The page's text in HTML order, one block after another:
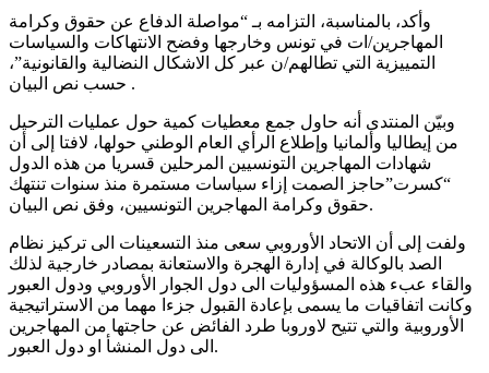
وأكد، بالمناسبة، التزامه بـ “مواصلة الدفاع عن حقوق وكرامة
المهاجرين/ات في تونس وخارجها وفضح الانتهاكات والسياسات
التمييزية التي تطالهم/ن عبر كل الاشكال النضالية والقانونية”،
حسب نص البيان .
وبيّن المنتدى أنه حاول جمع معطيات كمية حول عمليات الترحيل
من إيطاليا وألمانيا وإطلاع الرأي العام الوطني حولها، لافتا إلى أن
شهادات المهاجرين التونسيين المرحلين قسريا من هذه الدول
“كسرت”حاجز الصمت إزاء سياسات مستمرة منذ سنوات تنتهك
حقوق وكرامة المهاجرين التونسيين، وفق نص البيان.
ولفت إلى أن الاتحاد الأوروبي سعى منذ التسعينات الى تركيز نظام
الصد بالوكالة في إدارة الهجرة والاستعانة بمصادر خارجية لذلك
والقاء عبء هذه المسؤوليات الى دول الجوار الأوروبي ودول العبور
وكانت اتفاقيات ما يسمى بإعادة القبول جزءا مهما من الاستراتيجية
الأوروبية والتي تتيح لاوروبا طرد الفائض عن حاجتها من المهاجرين
الى دول المنشأ او دول العبور.